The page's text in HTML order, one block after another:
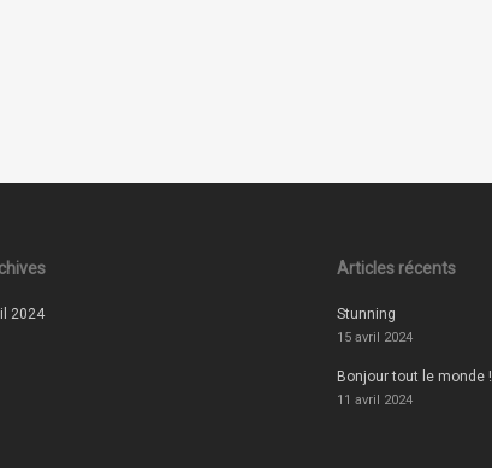
2024
Articles récents
Stunning
15 avril 2024
Bonjour tout le monde !
11 avril 2024